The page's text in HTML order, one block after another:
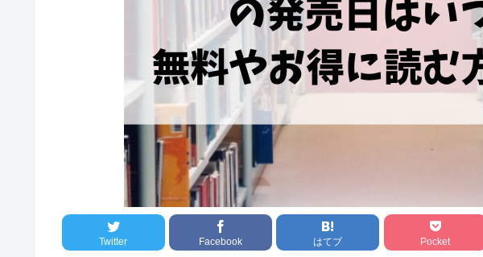
Twitter Facebook はてブ Pocket